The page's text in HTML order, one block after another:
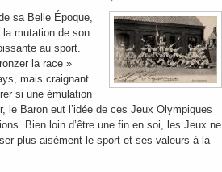
sa Belle Époque,
la mutation de son
au sport.
la race »
mais craignant
si une émulation
le Baron eut l’idée de ces Jeux Olympiques
Bien loin d’être une fin en soi, les Jeux ne
plus aisément le sport et ses valeurs à la